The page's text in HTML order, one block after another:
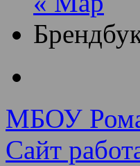
МБОУ
Сайт